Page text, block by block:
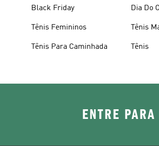
Black Friday
Tênis Femininos
Tênis Para Caminhada
Dia Do
Tênis
Tênis
ENTRE